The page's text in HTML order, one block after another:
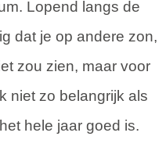
Lopend langs de
dat je op andere zon,
zou zien, maar voor
niet zo belangrijk als
hele jaar goed is.